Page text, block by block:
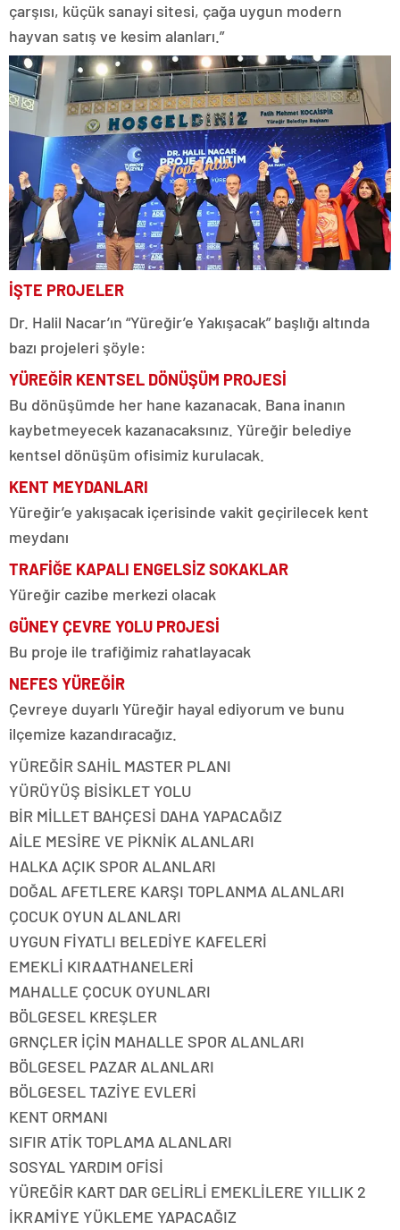
çarşısı, küçük sanayi sitesi, çağa uygun modern
hayvan satış ve kesim alanları.”
İŞTE PROJELER
Dr. Halil Nacar’ın “Yüreğir’e Yakışacak” başlığı altında
bazı projeleri şöyle:
YÜREĞİR KENTSEL DÖNÜŞÜM PROJESİ
Bu dönüşümde her hane kazanacak. Bana inanın
kaybetmeyecek kazanacaksınız. Yüreğir belediye
kentsel dönüşüm ofisimiz kurulacak.
KENT MEYDANLARI
Yüreğir’e yakışacak içerisinde vakit geçirilecek kent
meydanı
TRAFİĞE KAPALI ENGELSİZ SOKAKLAR
Yüreğir cazibe merkezi olacak
GÜNEY ÇEVRE YOLU PROJESİ
Bu proje ile trafiğimiz rahatlayacak
NEFES YÜREĞİR
Çevreye duyarlı Yüreğir hayal ediyorum ve bunu
ilçemize kazandıracağız.
YÜREĞİR SAHİL MASTER PLANI
YÜRÜYÜŞ BİSİKLET YOLU
BİR MİLLET BAHÇESİ DAHA YAPACAĞIZ
AİLE MESİRE VE PİKNİK ALANLARI
HALKA AÇIK SPOR ALANLARI
DOĞAL AFETLERE KARŞI TOPLANMA ALANLARI
ÇOCUK OYUN ALANLARI
UYGUN FİYATLI BELEDİYE KAFELERİ
EMEKLİ KIRAATHANELERİ
MAHALLE ÇOCUK OYUNLARI
BÖLGESEL KREŞLER
GRNÇLER İÇİN MAHALLE SPOR ALANLARI
BÖLGESEL PAZAR ALANLARI
BÖLGESEL TAZİYE EVLERİ
KENT ORMANI
SIFIR ATİK TOPLAMA ALANLARI
SOSYAL YARDIM OFİSİ
YÜREĞİR KART DAR GELİRLİ EMEKLİLERE YILLIK 2
İKRAMİYE YÜKLEME YAPACAĞIZ